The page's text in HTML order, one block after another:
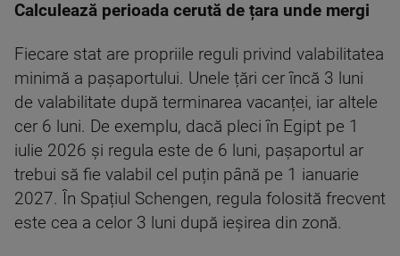
Calculează perioada cerută de țara unde mergi
Fiecare stat are propriile reguli privind valabilitatea
minimă a pașaportului. Unele țări cer încă 3 luni
de valabilitate după terminarea vacanței, iar altele
cer 6 luni. De exemplu, dacă pleci în Egipt pe 1
iulie 2026 și regula este de 6 luni, pașaportul ar
trebui să fie valabil cel puțin până pe 1 ianuarie
2027. În Spațiul Schengen, regula folosită frecvent
este cea a celor 3 luni după ieșirea din zonă.